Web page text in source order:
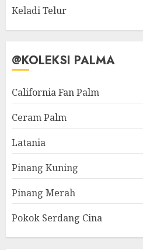
Keladi Telur
@KOLEKSI PALMA
California Fan Palm
Ceram Palm
Latania
Pinang Kuning
Pinang Merah
Pokok Serdang Cina